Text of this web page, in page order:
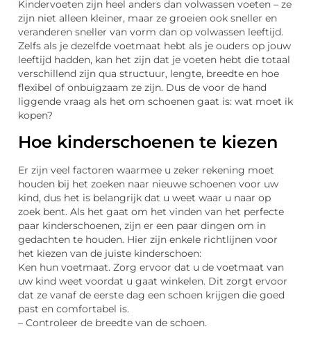
Kindervoeten zijn heel anders dan volwassen voeten – ze
zijn niet alleen kleiner, maar ze groeien ook sneller en
veranderen sneller van vorm dan op volwassen leeftijd.
Zelfs als je dezelfde voetmaat hebt als je ouders op jouw
leeftijd hadden, kan het zijn dat je voeten hebt die totaal
verschillend zijn qua structuur, lengte, breedte en hoe
flexibel of onbuigzaam ze zijn. Dus de voor de hand
liggende vraag als het om schoenen gaat is: wat moet ik
kopen?
Hoe kinderschoenen te kiezen
Er zijn veel factoren waarmee u zeker rekening moet
houden bij het zoeken naar nieuwe schoenen voor uw
kind, dus het is belangrijk dat u weet waar u naar op
zoek bent. Als het gaat om het vinden van het perfecte
paar kinderschoenen, zijn er een paar dingen om in
gedachten te houden. Hier zijn enkele richtlijnen voor
het kiezen van de juiste kinderschoen:
Ken hun voetmaat. Zorg ervoor dat u de voetmaat van
uw kind weet voordat u gaat winkelen. Dit zorgt ervoor
dat ze vanaf de eerste dag een schoen krijgen die goed
past en comfortabel is.
– Controleer de breedte van de schoen.